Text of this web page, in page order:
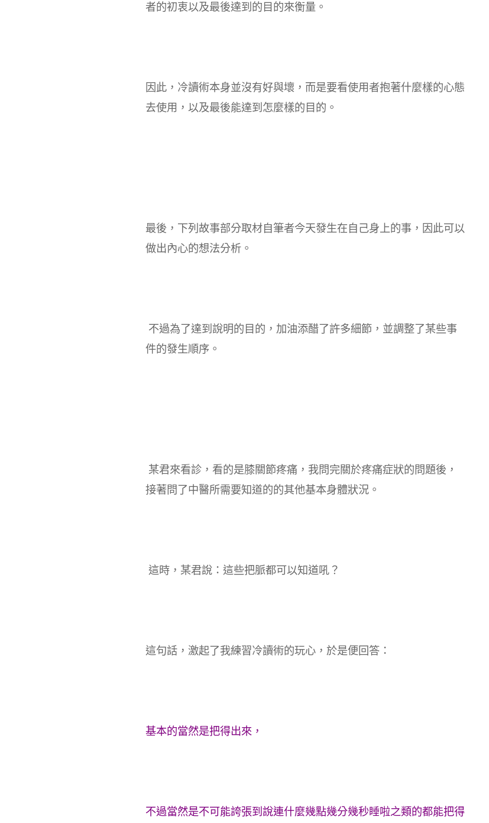
者的初衷以及最後達到的目的來衡量。
因此，冷讀術本身並沒有好與壞，而是要看使用者抱著什麼樣的心態
去使用，以及最後能達到怎麼樣的目的。
最後，下列故事部分取材自筆者今天發生在自己身上的事，因此可以
做出內心的想法分析。
不過為了達到說明的目的，加油添醋了許多細節，並調整了某些事
件的發生順序。
某君來看診，看的是膝關節疼痛，我問完關於疼痛症狀的問題後，
接著問了中醫所需要知道的的其他基本身體狀況。
這時，某君說：這些把脈都可以知道吼？
這句話，激起了我練習冷讀術的玩心，於是便回答：
基本的當然是把得出來，
不過當然是不可能誇張到說連什麼幾點幾分幾秒睡啦之類的都能把得